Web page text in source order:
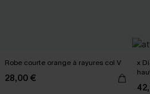
Robe courte orange à rayures col V
28,00 €
x